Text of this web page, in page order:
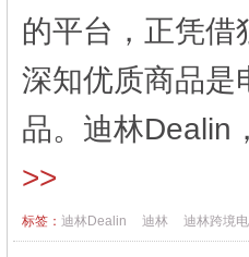
的平台，正凭借
深知优质商品是
品。迪林Dealin
>>
标签： 迪林Dealin 迪林 迪林跨境